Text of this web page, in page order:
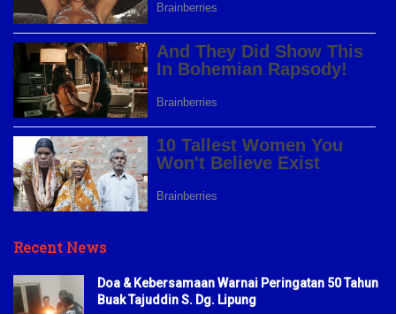
Recent News
Doa & Kebersamaan Warnai Peringatan 50 Tahun
Buak Tajuddin S. Dg. Lipung